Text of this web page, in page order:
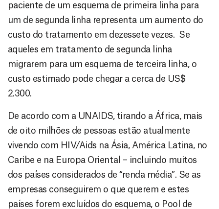
paciente de um esquema de primeira linha para
um de segunda linha representa um aumento do
custo do tratamento em dezessete vezes. Se
aqueles em tratamento de segunda linha
migrarem para um esquema de terceira linha, o
custo estimado pode chegar a cerca de US$
2.300.
De acordo com a UNAIDS, tirando a África, mais
de oito milhões de pessoas estão atualmente
vivendo com HIV/Aids na Ásia, América Latina, no
Caribe e na Europa Oriental – incluindo muitos
dos países considerados de “renda média”. Se as
empresas conseguirem o que querem e estes
países forem excluídos do esquema, o Pool de